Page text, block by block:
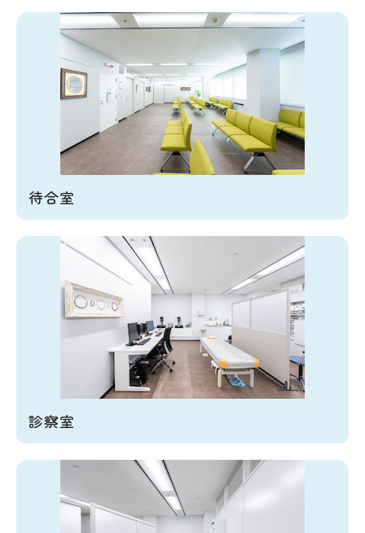
待合室
診察室